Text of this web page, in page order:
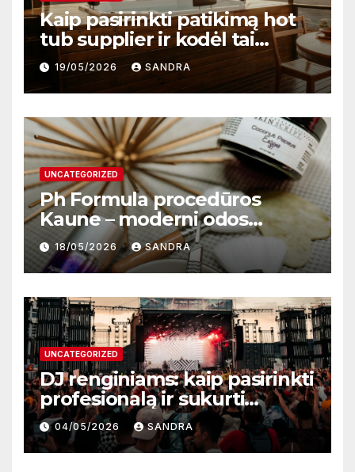
Kaip pasirinkti patikimą hot
tub supplier ir kodėl tai
svarbu?
19/05/2026 SANDRA
UNCATEGORIZED
Ph Formula procedūros
Kaune – moderni odos
atnaujinimo sistema
18/05/2026 SANDRA
UNCATEGORIZED
DJ renginiams: kaip pasirinkti
profesionalą ir sukurti
nepamirštamą atmosferą
04/05/2026 SANDRA